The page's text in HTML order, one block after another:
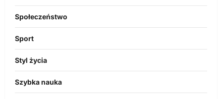
Społeczeństwo
Sport
Styl życia
Szybka nauka